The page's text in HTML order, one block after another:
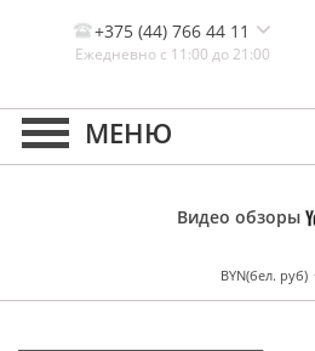
+375 (44) 766 44 11
Ежедневно с 11:00 до 21:00
Контакты, и схема проезда
Видео обзоры
BYN(бел. руб)